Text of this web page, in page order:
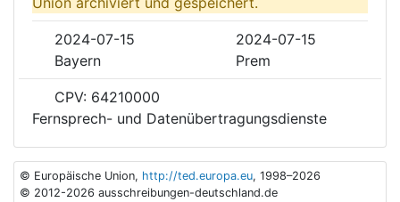
2024-07-15
2024-07-15
Bayern
Prem
CPV: 64210000
Fernsprech- und Datenübertragungsdienste
© Europäische Union, http://ted.europa.eu, 1998–2026
© 2012-2026 ausschreibungen-deutschland.de